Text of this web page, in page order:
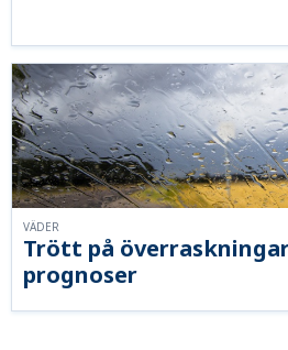
Trött på
prognoser
VÄDER